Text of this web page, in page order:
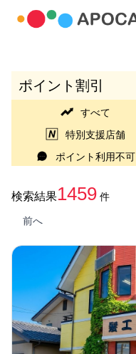
ポイント割引
すべて
特別支援店舗
ポイント利用不可
検索結果1459 件
前へ